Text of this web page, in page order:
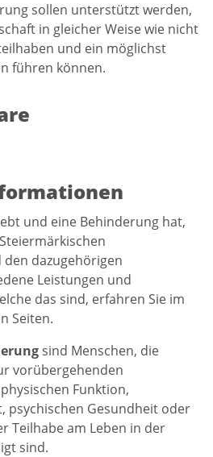
sollen unterstützt werden,
in gleicher Weise wie nicht
und ein möglichst
führen können.
und eine Behinderung hat,
dazugehörigen
Leistungen und
das sind, erfahren Sie im
Seiten.
sind Menschen, die
vorübergehenden
Funktion,
psychischen Gesundheit oder
Teilhabe am Leben in der
sind.